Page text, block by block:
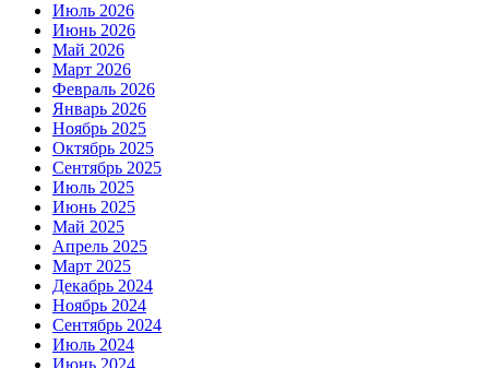
Июль 2026
Июнь 2026
Май 2026
Март 2026
Февраль 2026
Январь 2026
Ноябрь 2025
Октябрь 2025
Сентябрь 2025
Июль 2025
Июнь 2025
Май 2025
Апрель 2025
Март 2025
Декабрь 2024
Ноябрь 2024
Сентябрь 2024
Июль 2024